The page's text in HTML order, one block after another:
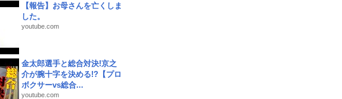
【報告】お母さんを亡くしま
した。
youtube.com
金太郎選手と総合対決!京之
介が腕十字を決める!?【プロ
ボクサーvs総合...
youtube.com